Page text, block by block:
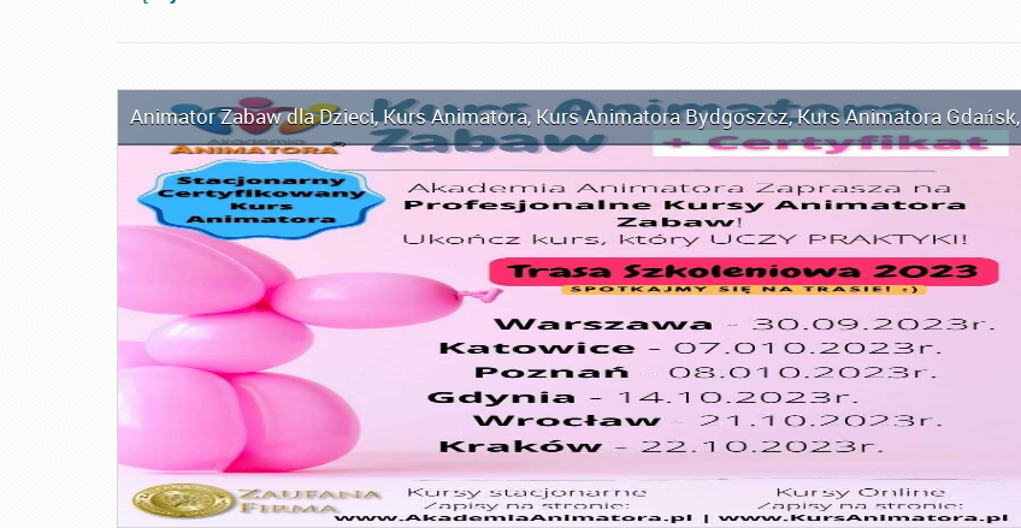
Animator Zabaw dla Dzieci,Kurs Animatora, Kurs Animatora Bydgoszcz,Kurs Animatora Gdańsk,